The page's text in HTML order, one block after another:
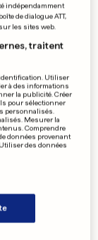
fêter son
de
indépendamment
de dialogue ATT,
les sites web.
traitent
Utiliser
à des informations
la publicité. Créer
pour sélectionner
personnalisés.
Mesurer la
Comprendre
données provenant
des données